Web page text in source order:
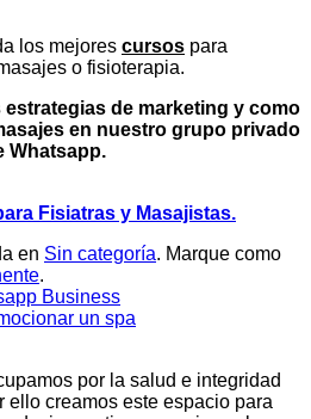
los mejores cursos para
o fisioterapia.
estrategias de marketing y como
en nuestro grupo privado
Whatsapp.
Fisiatras y Masajistas.
en Sin categoría. Marque como
.
Business
un spa
por la salud e integridad
ello creamos este espacio para